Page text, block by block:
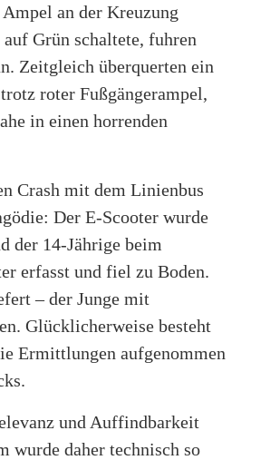
an der Kreuzung
Grün schaltete, fuhren
Zeitgleich überquerten ein
roter Fußgängerampel,
in einen horrenden
Crash mit dem Linienbus
Der E-Scooter wurde
der 14-Jährige beim
erfasst und fiel zu Boden.
– der Junge mit
Glücklicherweise besteht
Ermittlungen aufgenommen
und Auffindbarkeit
wurde daher technisch so